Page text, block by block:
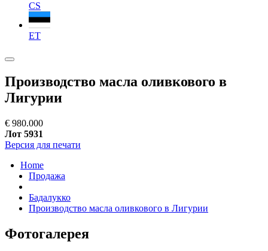
CS
ET
Производство масла оливкового в
Лигурии
€ 980.000
Лот 5931
Версия для печати
Home
Продажа
Бадалукко
Производство масла оливкового в Лигурии
Фотогалерея